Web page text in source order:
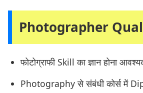
Photographer
फोटोग्राफी Skill का ज्ञान होना
Photography से संबंधी कोर्स में